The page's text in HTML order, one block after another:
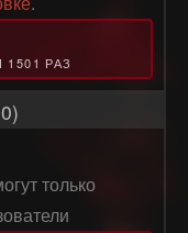
РАЗ
только